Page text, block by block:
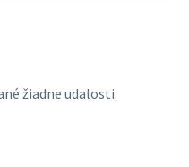
žiadne udalosti.